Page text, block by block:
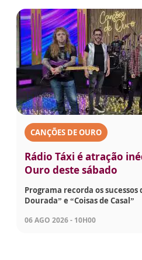
CANÇÕES DE OURO
Rádio Táxi é atração
Ouro deste sábado
Programa recorda os
Dourada” e “Coisas de Casal”
06 AGO 2026 - 10H00